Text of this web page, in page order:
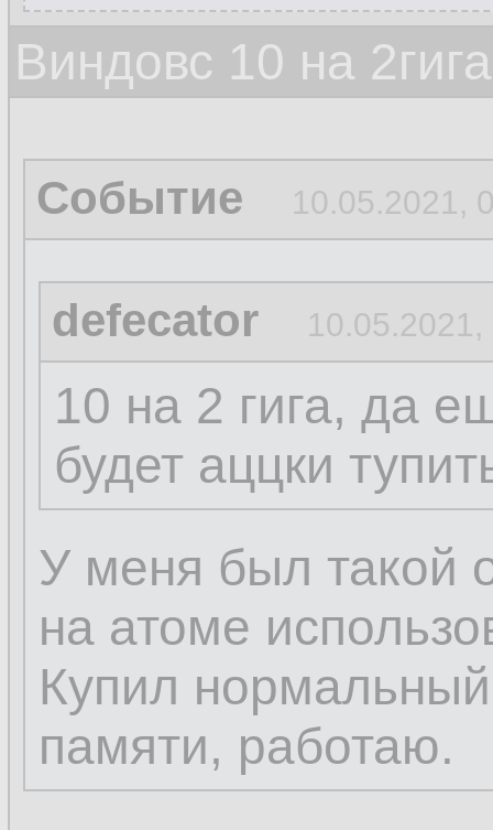
Виндовс 10 на
Событие 10.05.2021,
defecator 10.05.2021,
10 на 2 гига, да
будет аццки
У меня был такой
на атоме
Купил
памяти, работаю.